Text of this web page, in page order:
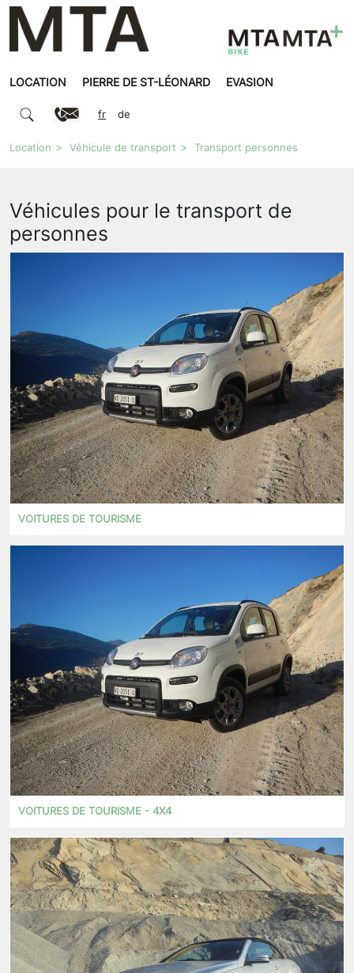
LOCATION PIERRE DE ST-LÉONARD EVASION
fr de
Location Véhicule de transport Transport personnes
Véhicules pour le transport de
personnes
VOITURES DE TOURISME
VOITURES DE TOURISME - 4X4